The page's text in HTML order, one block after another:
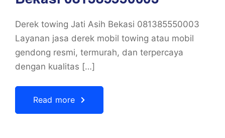
Derek towing Jati Asih Bekasi 081385550003
Layanan jasa derek mobil towing atau mobil
gendong resmi, termurah, dan terpercaya
dengan kualitas […]
Read more